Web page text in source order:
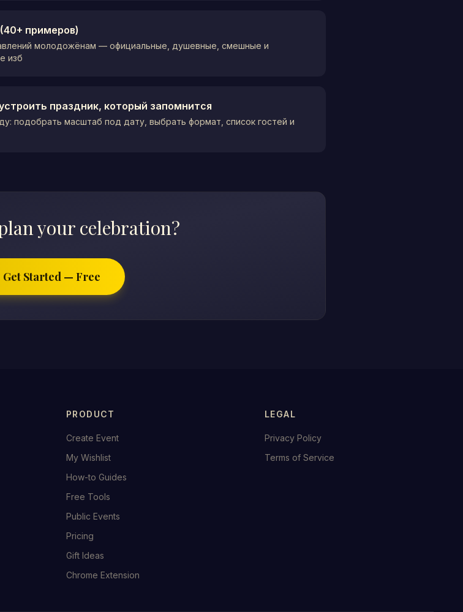
примеров)
молодожёнам — официальные, душевные, смешные и
изб
праздник, который запомнится
подобрать масштаб под дату, выбрать формат, список гостей и
your celebration?
Get Started — Free
PRODUCT
Create Event
My Wishlist
How-to Guides
Free Tools
Public Events
Pricing
Gift Ideas
Chrome Extension
LEGAL
Privacy Policy
Terms of Service